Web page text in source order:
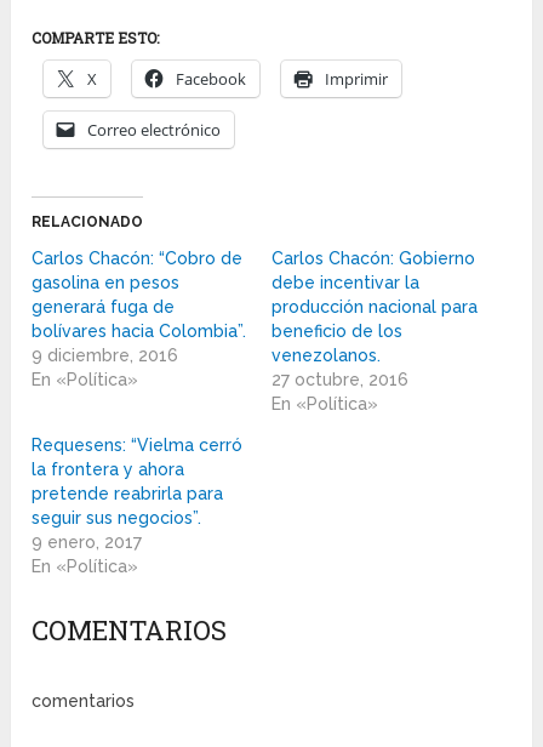
COMPARTE ESTO:
X Facebook Imprimir
Correo electrónico
RELACIONADO
Carlos Chacón: “Cobro de
gasolina en pesos
generará fuga de
bolívares hacia Colombia”.
9 diciembre, 2016
En «Política»
Carlos Chacón: Gobierno
debe incentivar la
producción nacional para
beneficio de los
venezolanos.
27 octubre, 2016
En «Política»
Requesens: “Vielma cerró
la frontera y ahora
pretende reabrirla para
seguir sus negocios”.
9 enero, 2017
En «Política»
COMENTARIOS
comentarios